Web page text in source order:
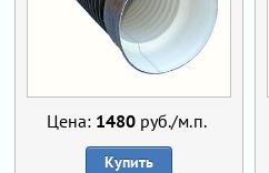
Цена: 1480руб./м.п.
Купить